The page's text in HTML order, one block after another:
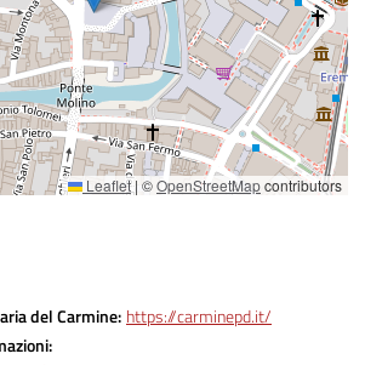
Leaflet | ©OpenStreetMapcontributors
del Carmine: https://carminepd.it/